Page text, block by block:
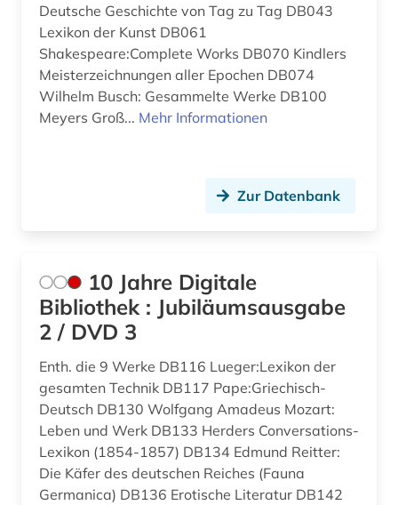
anleitung (1)
anpassung (1)
antarktis (1)
anthologie (3)
antifaschismus (1)
antike (4)
antiquariat (12)
antisemitismus (2)
anzeiger (1)
aphorismus (1)
Moldawien (6)
Monaco (1)
Montenegro (7)
Niederlande (26)
Nordrhein-Westfalen (24)
Oesterreich (82)
Ostasien (20)
Osteuropa (40)
Ostmitteleuropa (7)
Palaestina (3)
Deutsche Geschichte von Tag zu Tag DB043
Lexikon der Kunst DB061
Shakespeare:Complete Works DB070 Kindlers
Meisterzeichnungen aller Epochen DB074
Wilhelm Busch: Gesammelte Werke DB100
Meyers Groß... Mehr Informationen
Zur Datenbank
10 Jahre Digitale
Bibliothek : Jubiläumsausgabe
2 / DVD 3
Enth. die 9 Werke DB116 Lueger:Lexikon der
gesamten Technik DB117 Pape:Griechisch-
Deutsch DB130 Wolfgang Amadeus Mozart:
Leben und Werk DB133 Herders Conversations-
Lexikon (1854-1857) DB134 Edmund Reitter:
Die Käfer des deutschen Reiches (Fauna
Germanica) DB136 Erotische Literatur DB142